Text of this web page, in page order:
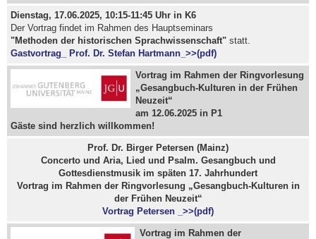
Dienstag, 17.06.2025, 10:15-11:45 Uhr in K6
Der Vortrag findet im Rahmen des Hauptseminars
"Methoden der historischen Sprachwissenschaft"statt.
Gastvortrag_ Prof. Dr. Stefan Hartmann_>>(pdf)
Vortrag im Rahmen der Ringvorlesung
„Gesangbuch-Kulturen in der Frühen
Neuzeit“
am 12.06.2025 in P1
Gäste sind herzlich willkommen!
Prof. Dr. Birger Petersen (Mainz)
Concerto und Aria, Lied und Psalm. Gesangbuch und
Gottesdienstmusik im späten 17. Jahrhundert
Vortrag im Rahmen der Ringvorlesung „Gesangbuch-Kulturen in
der Frühen Neuzeit“
Vortrag Petersen _>>(pdf)
Vortrag im Rahmen der